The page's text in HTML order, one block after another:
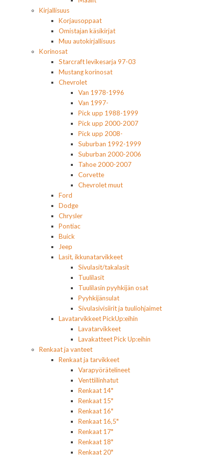
Kirjallisuus
Korjausoppaat
Omistajan käsikirjat
Muu autokirjallisuus
Korinosat
Starcraft levikesarja 97-03
Mustang korinosat
Chevrolet
Van 1978-1996
Van 1997-
Pick upp 1988-1999
Pick upp 2000-2007
Pick upp 2008-
Suburban 1992-1999
Suburban 2000-2006
Tahoe 2000-2007
Corvette
Chevrolet muut
Ford
Dodge
Chrysler
Pontiac
Buick
Jeep
Lasit, ikkunatarvikkeet
Sivulasit/takalasit
Tuulilasit
Tuulilasin pyyhkijän osat
Pyyhkijänsulat
Sivulasivisiirit ja tuuliohjaimet
Lavatarvikkeet PickUp:eihin
Lavatarvikkeet
Lavakatteet Pick Up:eihin
Renkaat ja vanteet
Renkaat ja tarvikkeet
Varapyörätelineet
Venttiilinhatut
Renkaat 14"
Renkaat 15"
Renkaat 16"
Renkaat 16,5"
Renkaat 17"
Renkaat 18"
Renkaat 20"